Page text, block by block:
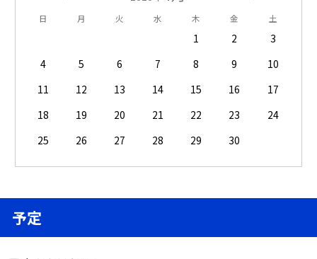
日 月 火 水 木 金 土
1 2
3
4
5 6 7 8 9
10
11
12 13 14 15 16
17
18
19 20 21 22 23
24
25
26 27 28 29 30
予定